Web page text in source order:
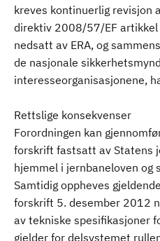
kreves kontinuerlig revisjon
direktiv 2008/57/EF artikkel
nedsatt av ERA, og
de nasjonale
interesseorganisasjonene,
Rettslige konsekvenser
Forordningen kan
forskrift fastsatt av Statens
hjemmel i jernbaneloven og
Samtidig oppheves
forskrift 5. desember 2012
av tekniske spesifikasjoner
gjelder for delsystemet